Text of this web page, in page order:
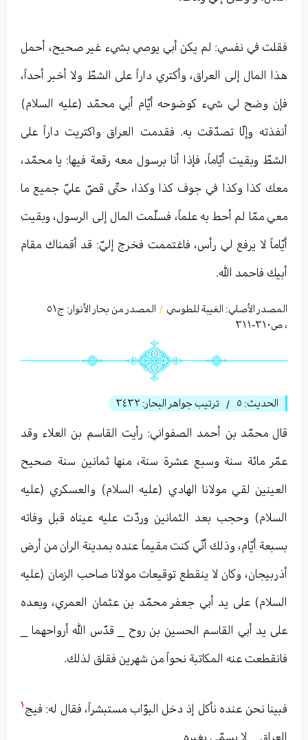
فقلت في نفسي: لم يكن أبي يوصي بشيء غير صحيح، أحمل
هذا المال إلى العراق، وأكتري داراً على الشطّ ولا أخبر أحداً،
فإن وضح لي شيء كوضوحه أيّام أبي محمّد (عليه السلام)
أنفذته وإلّا تصدّقت به. فقدمت العراق واكتريت داراً على
الشطّ وبقيت أيّاماً، فإذا أنا برسول معه رقعة فيها: يا محمّد،
معك كذا وكذا في جوف كذا وكذا، حتّى قصّ عليّ جميع ما
معي ممّا لم أحط به علماً، فسلّمت المال إلى الرسول، وبقيت
أيّاماً لا يرفع لي رأس، فاغتممت فخرج إليّ: قد أقمناك مقام
أبيك فاحمد الله.
المصدر الأصلي: الغيبة للطوسي / المصدر من بحار الأنوار: ج٥١
، ص٣١٠-٣١١
الحديث: ٥ / ترتيب جواهر البحار: ٣٤٣٢
قال محمّد بن أحمد الصفواني‏: رأيت القاسم بن العلاء وقد
عمّر مائة سنة وسبع عشرة سنة، منها ثمانين سنة صحيح
العينين لقي مولانا الهادي (عليه السلام) والعسكري (عليه
السلام) وحجب بعد الثمانين وردّت عليه عيناه قبل وفاته
بسبعة أيّام، وذلك أنّي كنت مقيماً عنده بمدينة الران من أرض
أذربيجان، وكان لا ينقطع توقيعات مولانا صاحب الزمان (عليه
السلام) على يد أبي جعفر محمّد بن عثمان العمري، وبعده
على يد أبي القاسم الحسين بن روح _ قدّس الله أرواحهما _
فانقطعت عنه المكاتبة نحواً من شهرين فقلق لذلك.
فبينا نحن عنده نأكل إذ دخل البوّاب مستبشراً، فقال له: فيج١
العراق _ لا يسمّى بغيره _